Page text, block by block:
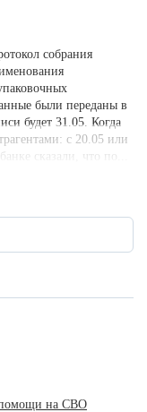
собрания
были переданы в
будет 31.05. Когда
с 20.05 или
сказали, что по...
помощи на СВО